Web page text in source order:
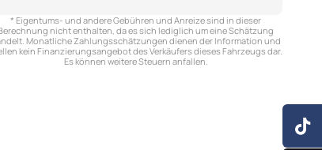
* Eigentums- und andere Gebühren und Anreize sind in dieser
nicht enthalten, da es sich lediglich um eine Schätzung
Monatliche Zahlungsschätzungen dienen der Information und
kein Finanzierungsangebot des Verkäufers dieses Fahrzeugs dar.
Es können weitere Steuern anfallen.